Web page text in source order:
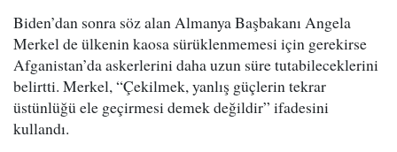
Biden’dan sonra söz alan Almanya Başbakanı Angela
Merkel de ülkenin kaosa sürüklenmemesi için gerekirse
Afganistan’da askerlerini daha uzun süre tutabileceklerini
belirtti. Merkel, “Çekilmek, yanlış güçlerin tekrar
üstünlüğü ele geçirmesi demek değildir” ifadesini
kullandı.